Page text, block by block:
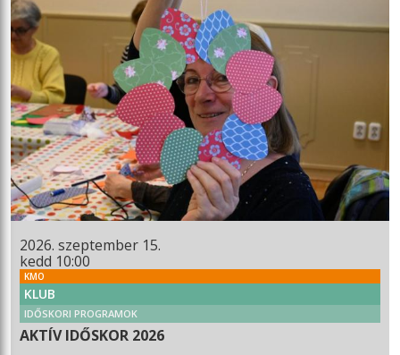
2026. szeptember 15.
kedd 10:00
KMO
KLUB
IDŐSKORI PROGRAMOK
AKTÍV IDŐSKOR 2026